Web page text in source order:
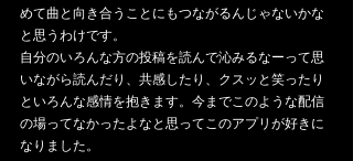
めて曲と向き合うことにもつながるんじゃないかな
と思うわけです。
自分のいろんな方の投稿を読んで沁みるなーって思
いながら読んだり、共感したり、クスッと笑ったり
といろんな感情を抱きます。今までこのような配信
の場ってなかったよなと思ってこのアプリが好きに
なりました。